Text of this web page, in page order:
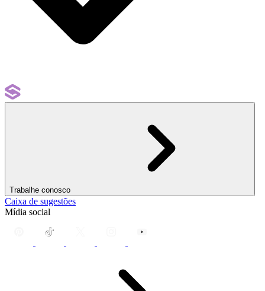
Trabalhe conosco
Caixa de sugestões
Mídia social